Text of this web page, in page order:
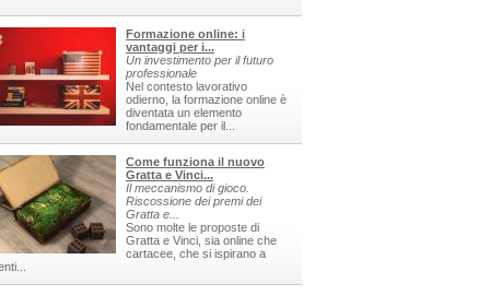
Formazione online: i
vantaggi per i...
Un investimento per il futuro
professionale
Nel contesto lavorativo
odierno, la formazione online è
diventata un elemento
fondamentale per il...
Come funziona il nuovo
Gratta e Vinci...
Il meccanismo di gioco.
Riscossione dei premi dei
Gratta e...
Sono molte le proposte di
Gratta e Vinci, sia online che
cartacee, che si ispirano a